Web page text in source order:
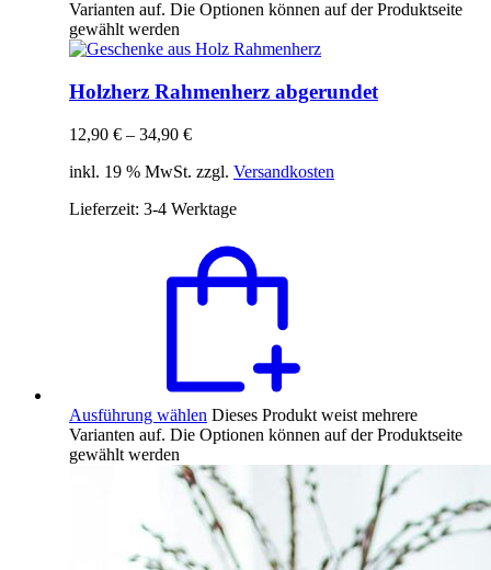
Varianten auf. Die Optionen können auf der Produktseite
gewählt werden
Holzherz Rahmenherz abgerundet
12,90 € – 34,90 €
inkl. 19 % MwSt. zzgl. Versandkosten
Lieferzeit: 3-4 Werktage
Ausführung wählen Dieses Produkt weist mehrere
Varianten auf. Die Optionen können auf der Produktseite
gewählt werden